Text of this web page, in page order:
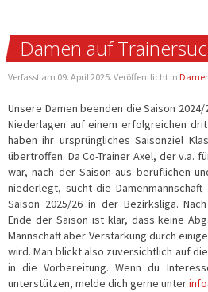
Damen auf
Verfasst am 09. April 2025. Veröffentlicht in
Unsere Damen beenden die Saison
Niederlagen auf einem erfolgreichen
haben ihr ursprüngliches Saisonziel
übertroffen. Da Co-Trainer Axel, der v.a.
war, nach der Saison aus beruflichen
niederlegt, sucht die
Saison 2025/26 in der Bezirksliga.
Ende der Saison ist klar, dass keine
Mannschaft aber Verstärkung durch
wird. Man blickt also zuversichtlich auf
in die Vorbereitung. Wenn du
unterstützen, melde dich gerne unter